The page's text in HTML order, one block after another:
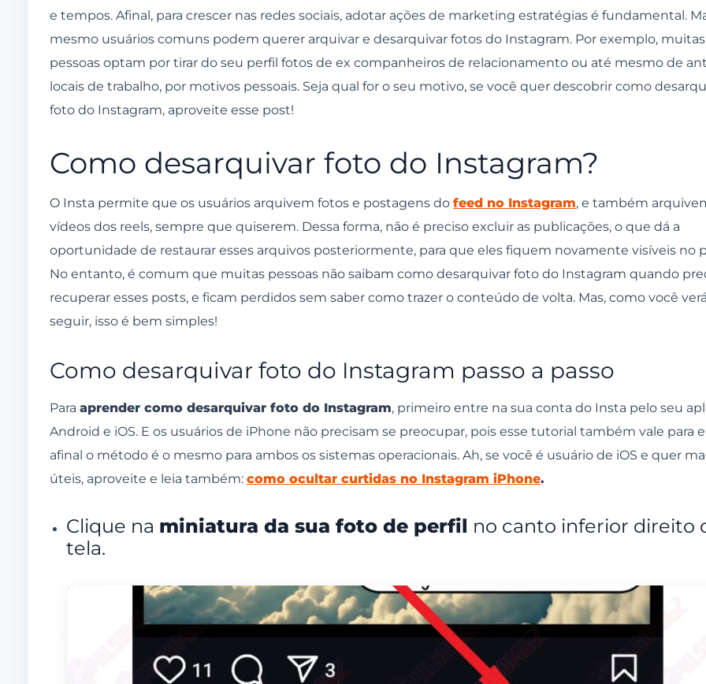
Depois, entre na opção arquivar, como na imagem a seguir.
Para prosseguir, toque em arquivo de stories no alto da tela, para abrir as outras opções.
Em seguida, toque na sessão onde está a publicação que você quer desarquivar.
Nas opções que vão aparecer, toque em mostrar no perfil.
Na próxima tela, confirme a sua escolha.
Como arquivar uma foto do Instagram?
Quando a foto abrir, toque no botão de 3 pontinhos, veja:
Então, toque em arquivar e pronto!
Tem como desarquivar todas as fotos do Instagram de uma única vez?
O que acontece quando desarquivo uma foto do Instagram?
Então, qualquer foto desarquivada vai aparecer no feed do Instagram de meus seguidores?
Por que arquivar fotos do Instagram?
De ações de marketing a motivos pessoais: as razões variam!
Fotos desarquivadas podem receber novas interações novamente?
Posso voltar a arquivar uma foto desarquivada do Instagram?
Como baixar conteúdos do Instagram antes que seja arquivado?
e tempos. Afinal, para crescer nas redes sociais, adotar ações de marketing estratégias é fundamental.
mesmo usuários comuns podem querer arquivar e desarquivar fotos do Instagram. Por exemplo, muitas
pessoas optam por tirar do seu perfil fotos de ex companheiros de relacionamento ou até mesmo de
locais de trabalho, por motivos pessoais. Seja qual for o seu motivo, se você quer descobrir como
foto do Instagram, aproveite esse post!
Como desarquivar foto do Instagram?
O Insta permite que os usuários arquivem fotos e postagens do feed no Instagram, e também
vídeos dos reels, sempre que quiserem. Dessa forma, não é preciso excluir as publicações, o que dá a
oportunidade de restaurar esses arquivos posteriormente, para que eles fiquem novamente visíveis no
No entanto, é comum que muitas pessoas não saibam como desarquivar foto do Instagram quando
recuperar esses posts, e ficam perdidos sem saber como trazer o conteúdo de volta. Mas, como você
seguir, isso é bem simples!
Como desarquivar foto do Instagram passo a passo
Para aprender como desarquivar foto do Instagram, primeiro entre na sua conta do Insta pelo seu
Android e iOS. E os usuários de iPhone não precisam se preocupar, pois esse tutorial também vale para
afinal o método é o mesmo para ambos os sistemas operacionais. Ah, se você é usuário de iOS e quer
úteis, aproveite e leia também: como ocultar curtidas no Instagram iPhone.
Clique na miniatura da sua foto de perfil no canto inferior direito
tela.